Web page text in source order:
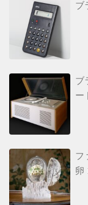
ブ
ブ
ー
フ
卵